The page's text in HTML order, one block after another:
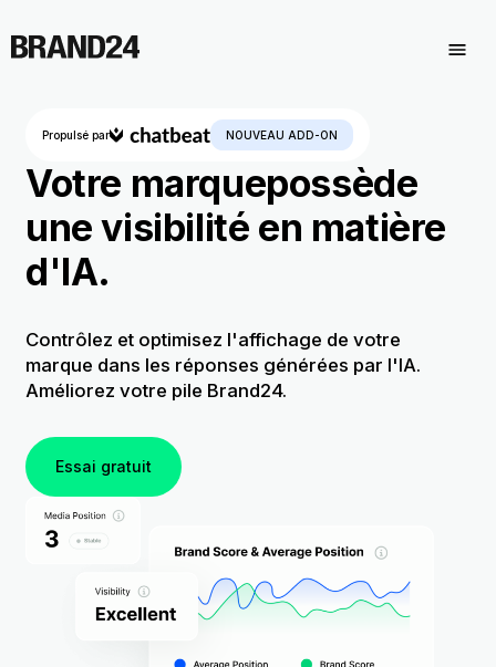
Propulsé par NOUVEAU ADD-ON
Votre marquepossède
une visibilité en matière
d'IA.
Contrôlez et optimisez l'affichage de votre
marque dans les réponses générées par l'IA.
Améliorez votre pile Brand24.
Essai gratuit